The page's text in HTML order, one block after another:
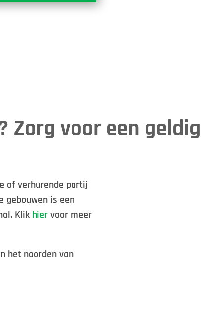
voor een geldig
of verhurende partij
gebouwen is een
Klik hiervoor meer
het noorden van